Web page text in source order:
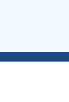
1/2